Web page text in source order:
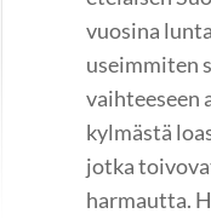
vuosina
useimmiten
vaihteeseen
kylmästä
jotka
harmautta.